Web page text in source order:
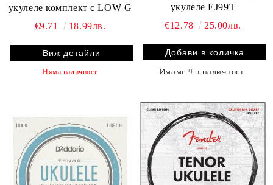
укулеле комплект с LOW G
€9.71
18.99лв.
Виж детайли
Няма наличност
укулеле EJ99T
€12.78
25.00лв.
Имаме9 в наличност